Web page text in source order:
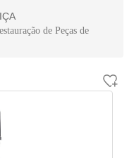
de Peças de